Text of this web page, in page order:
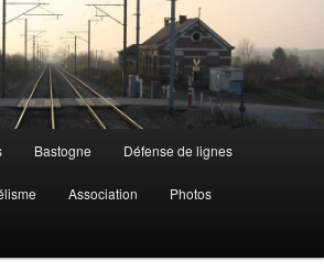
Bastogne Défense de lignes
Association Photos